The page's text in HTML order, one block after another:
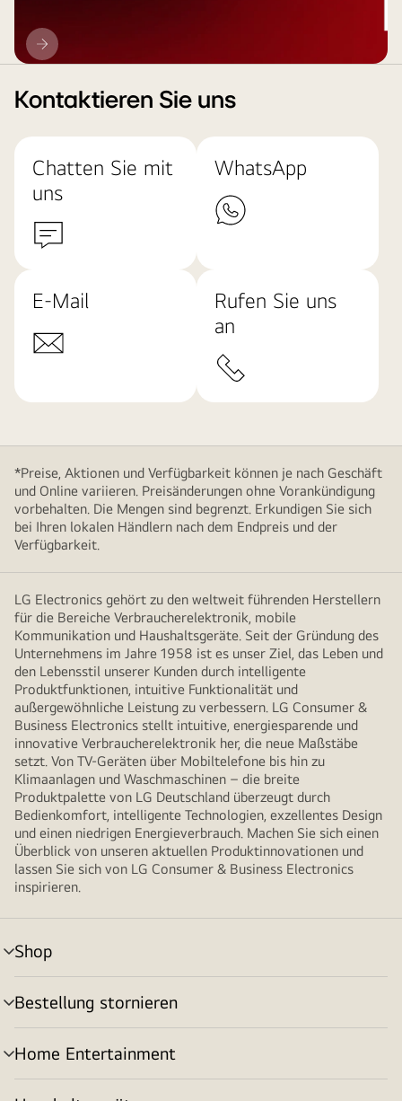
LG
Aktualisieren
Kontaktieren Sie uns
Chatten Sie mit
uns
WhatsApp
E-Mail
Rufen Sie uns
an
*Preise, Aktionen und Verfügbarkeit können je nach Geschäft
und Online variieren. Preisänderungen ohne Vorankündigung
vorbehalten. Die Mengen sind begrenzt. Erkundigen Sie sich
bei Ihren lokalen Händlern nach dem Endpreis und der
Verfügbarkeit.
LG Electronics gehört zu den weltweit führenden Herstellern
für die Bereiche Verbraucherelektronik, mobile
Kommunikation und Haushaltsgeräte. Seit der Gründung des
Unternehmens im Jahre 1958 ist es unser Ziel, das Leben und
den Lebensstil unserer Kunden durch intelligente
Produktfunktionen, intuitive Funktionalität und
außergewöhnliche Leistung zu verbessern. LG Consumer &
Business Electronics stellt intuitive, energiesparende und
innovative Verbraucherelektronik her, die neue Maßstäbe
setzt. Von TV-Geräten über Mobiltelefone bis hin zu
Klimaanlagen und Waschmaschinen – die breite
Produktpalette von LG Deutschland überzeugt durch
Bedienkomfort, intelligente Technologien, exzellentes Design
und einen niedrigen Energieverbrauch. Machen Sie sich einen
Überblick von unseren aktuellen Produktinnovationen und
lassen Sie sich von LG Consumer & Business Electronics
inspirieren.
Shop
Menü
umschalten
Bestellung stornieren
Menü
umschalten
Home Entertainment
Menü
umschalten